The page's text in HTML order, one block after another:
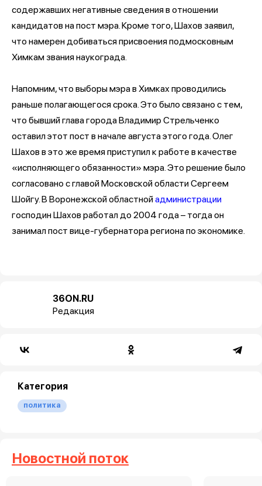
содержавших негативные сведения в отношении
кандидатов на пост мэра. Кроме того, Шахов заявил,
что намерен добиваться присвоения подмосковным
Химкам звания наукограда.
Напомним, что выборы мэра в Химках проводились
раньше полагающегося срока. Это было связано с тем,
что бывший глава города Владимир Стрельченко
оставил этот пост в начале августа этого года. Олег
Шахов в это же время приступил к работе в качестве
«исполняющего обязанности» мэра. Это решение было
согласовано с главой Московской области Сергеем
Шойгу. В Воронежской областнойадминистрации
господин Шахов работал до 2004 года – тогда он
занимал пост вице-губернатора региона по экономике.
36ON.RU
Редакция
Категория
политика
Новостной поток